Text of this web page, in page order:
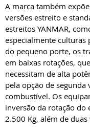
A marca também
versões estreito e
estreitos YANMAR,
especialmente culturas
do pequeno porte, os
em baixas rotações,
necessitam de alta
pela opção de
combustível. Os
inversão da rotação do
2.500 Kg, além de